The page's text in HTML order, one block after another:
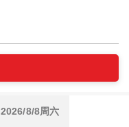
2026/8/8周六